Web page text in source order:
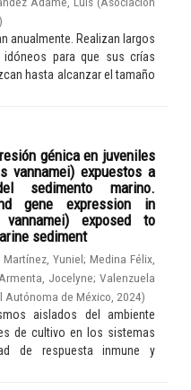
)
anualmente. Realizan largos
para que sus crías
hasta alcanzar el tamaño
génica en juveniles
vannamei) expuestos a
sedimento marino.
gene expression in
exposed to
sediment
Martínez, Yuniel; Medina Félix,
Jocelyne;Valenzuela
Autónoma de México 2024)
aislados del ambiente
de cultivo en los sistemas
de respuesta inmune y